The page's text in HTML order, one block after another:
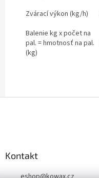
Zvárací výkon (kg/h)
Balenie kg x počet na
pal. = hmotnosť na pal.
(kg)
Kontakt